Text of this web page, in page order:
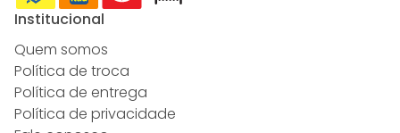
Institucional
Quem somos
Política de troca
Política de entrega
Política de privacidade